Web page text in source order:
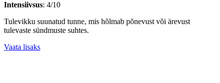
Intensiivsus: 4/10
Tulevikku suunatud tunne, mis hõlmab põnevust või ärevust
tulevaste sündmuste suhtes.
Vaata lisaks